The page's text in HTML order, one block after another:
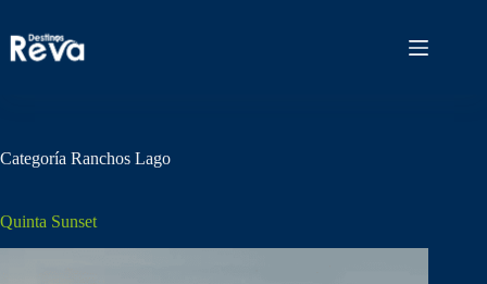
contenido
Categoría Ranchos Lago
Quinta Sunset